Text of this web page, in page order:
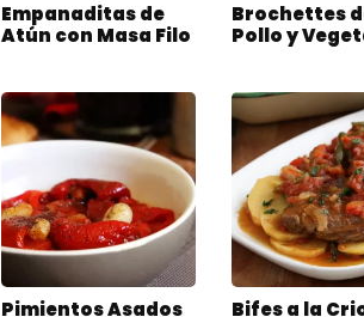
Empanaditas de
Atún con Masa Filo
Brochettes
Pollo y
Pimientos Asados Bifes a la